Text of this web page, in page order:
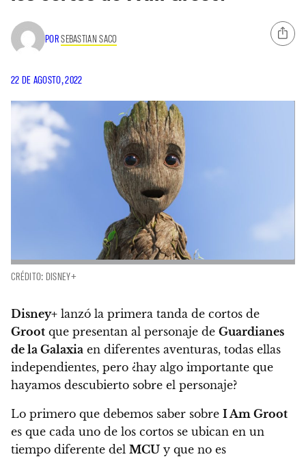
PORSEBASTIAN SACO
22 DE AGOSTO, 2022
CRÉDITO: DISNEY+
Disney+ lanzó la primera tanda de cortos de
Groot que presentan al personaje de Guardianes
de la Galaxia en diferentes aventuras, todas ellas
independientes, pero ¿hay algo importante que
hayamos descubierto sobre el personaje?
Lo primero que debemos saber sobre I Am Groot
es que cada uno de los cortos se ubican en un
tiempo diferente del MCU y que no es